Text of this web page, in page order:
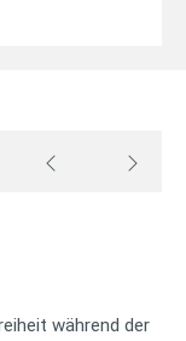
während der